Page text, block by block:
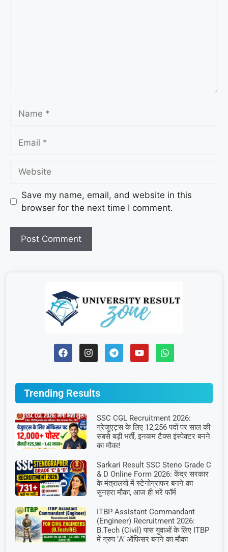
Save my name, email, and website in this
browser for the next time I comment.
Trending Results
SSC CGL Recruitment 2026:
ग्रेजुएट्स के लिए 12,256 पदों पर साल की
सबसे बड़ी भर्ती, इनकम टैक्स इंस्पेक्टर बनने
का मौका!
Sarkari Result SSC Steno Grade C
& D Online Form 2026: केंद्र सरकार
के मंत्रालयों में स्टेनोग्राफर बनने का
सुनहरा मौका, आज ही भरें फॉर्म
ITBP Assistant Commandant
(Engineer) Recruitment 2026:
B.Tech (Civil) पास युवाओं के लिए ITBP
में ग्रुप ‘A’ ऑफिसर बनने का मौका